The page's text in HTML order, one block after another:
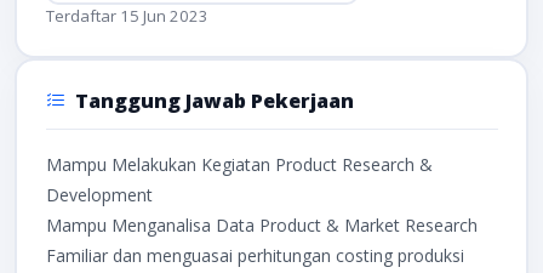
Terdaftar 15 Jun 2023
Tanggung Jawab Pekerjaan
Mampu Melakukan Kegiatan Product Research &
Development
Mampu Menganalisa Data Product & Market Research
Familiar dan menguasai perhitungan costing produksi